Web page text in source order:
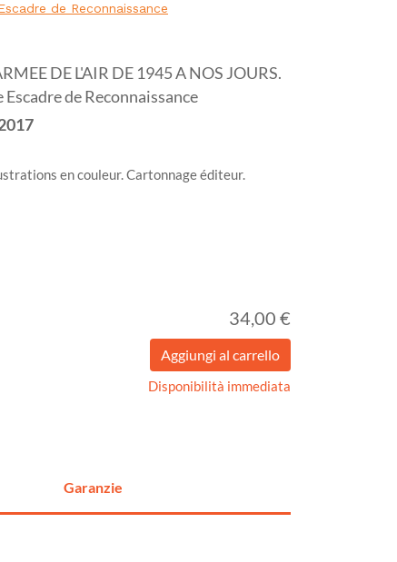
de Reconnaissance
DE L'AIR DE 1945 A NOS JOURS.
Escadre de Reconnaissance
en couleur. Cartonnage éditeur.
34,00 €
Disponibilità immediata
Garanzie